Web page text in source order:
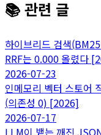
📚 관련 글
하이브리드 검색
RRF는 0.000 올렸다
2026-07-23
인메모리 벡터 스토어
(의존성 0) [2026]
2026-07-17
LLM이 뱉는 깨진